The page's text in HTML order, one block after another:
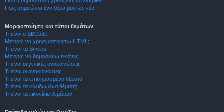
Πώς σημειώνω ένα θέμα μου ως νέο;
Μορφοποίηση και τύποι θεμάτων
Τι είναι ο BBCode;
Μπορώ να χρησιμοποιήσω HTML;
Τι είναι τα Smilies;
Μπορώ να δημοσιεύω εικόνες;
Τι είναι οι γενικές ανακοινώσεις;
Τι είναι οι ανακοινώσεις;
Τι είναι τα επισημασμένα θέματα;
Τι είναι τα κλειδωμένα θέματα;
Τι είναι τα εικονίδια θεμάτων;